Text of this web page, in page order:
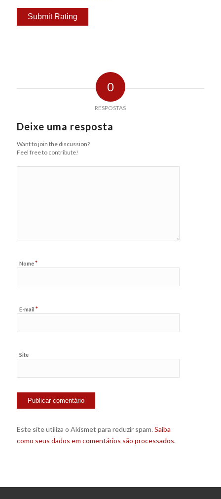
0
RESPOSTAS
Deixe uma resposta
Want to join the discussion?
Feel free to contribute!
Nome*
E-mail *
Site
Este site utiliza o Akismet para reduzir spam. Saiba
como seus dados em comentários são processados.